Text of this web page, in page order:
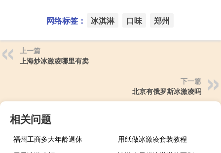
网络标签： 冰淇淋 口味 郑州
上一篇
上海炒冰激凌哪里有卖
下一篇
北京有俄罗斯冰激凌吗
相关问题
福州工商多大年龄退休
用纸做冰激凌套装教程